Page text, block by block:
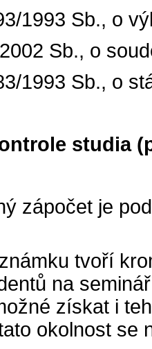
Sb., o
Sb., o
Sb., o
studia
je
tvoří
na
získat i
okolnost se